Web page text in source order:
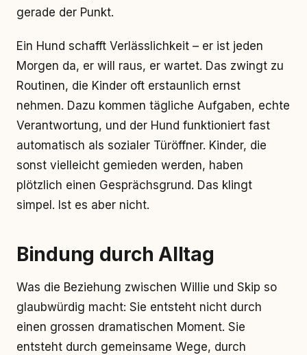
gerade der Punkt.
Ein Hund schafft Verlässlichkeit – er ist jeden
Morgen da, er will raus, er wartet. Das zwingt zu
Routinen, die Kinder oft erstaunlich ernst
nehmen. Dazu kommen tägliche Aufgaben, echte
Verantwortung, und der Hund funktioniert fast
automatisch als sozialer Türöffner. Kinder, die
sonst vielleicht gemieden werden, haben
plötzlich einen Gesprächsgrund. Das klingt
simpel. Ist es aber nicht.
Bindung durch Alltag
Was die Beziehung zwischen Willie und Skip so
glaubwürdig macht: Sie entsteht nicht durch
einen grossen dramatischen Moment. Sie
entsteht durch gemeinsame Wege, durch